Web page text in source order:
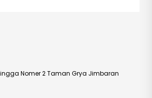
Nomer 2 Taman Grya Jimbaran